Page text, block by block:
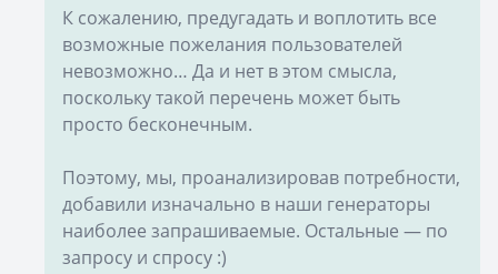
К сожалению, предугадать и воплотить все
возможные пожелания пользователей
невозможно… Да и нет в этом смысла,
поскольку такой перечень может быть
просто бесконечным.
Поэтому, мы, проанализировав потребности,
добавили изначально в наши генераторы
наиболее запрашиваемые. Остальные — по
запросу и спросу :)